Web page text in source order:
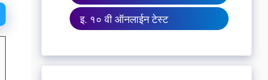
इ. १० वी ऑनलाईन टेस्ट